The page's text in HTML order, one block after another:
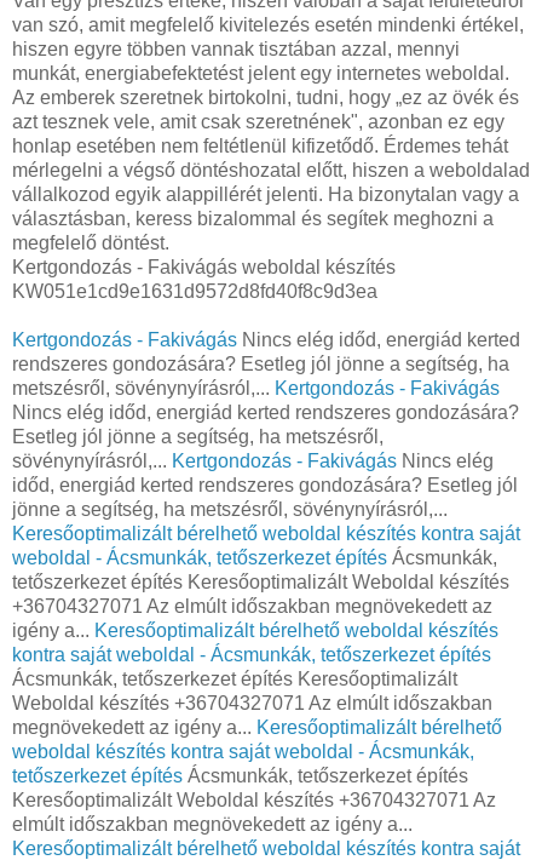
van szó, amit megfelelő kivitelezés esetén mindenki értékel,
hiszen egyre többen vannak tisztában azzal, mennyi
munkát, energiabefektetést jelent egy internetes weboldal.
Az emberek szeretnek birtokolni, tudni, hogy „ez az övék és
azt tesznek vele, amit csak szeretnének", azonban ez egy
honlap esetében nem feltétlenül kifizetődő. Érdemes tehát
mérlegelni a végső döntéshozatal előtt, hiszen a weboldalad
vállalkozod egyik alappillérét jelenti. Ha bizonytalan vagy a
választásban, keress bizalommal és segítek meghozni a
megfelelő döntést.
Kertgondozás - Fakivágás weboldal készítés
KW051e1cd9e1631d9572d8fd40f8c9d3ea
Kertgondozás - Fakivágás Nincs elég időd, energiád kerted
rendszeres gondozására? Esetleg jól jönne a segítség, ha
metszésről, sövénynyírásról,... Kertgondozás - Fakivágás
Nincs elég időd, energiád kerted rendszeres gondozására?
Esetleg jól jönne a segítség, ha metszésről,
sövénynyírásról,... Kertgondozás - Fakivágás Nincs elég
időd, energiád kerted rendszeres gondozására? Esetleg jól
jönne a segítség, ha metszésről, sövénynyírásról,...
Keresőoptimalizált bérelhető weboldal készítés kontra saját
weboldal - Ácsmunkák, tetőszerkezet építés Ácsmunkák,
tetőszerkezet építés Keresőoptimalizált Weboldal készítés
+36704327071 Az elmúlt időszakban megnövekedett az
igény a... Keresőoptimalizált bérelhető weboldal készítés
kontra saját weboldal - Ácsmunkák, tetőszerkezet építés
Ácsmunkák, tetőszerkezet építés Keresőoptimalizált
Weboldal készítés +36704327071 Az elmúlt időszakban
megnövekedett az igény a... Keresőoptimalizált bérelhető
weboldal készítés kontra saját weboldal - Ácsmunkák,
tetőszerkezet építés Ácsmunkák, tetőszerkezet építés
Keresőoptimalizált Weboldal készítés +36704327071 Az
elmúlt időszakban megnövekedett az igény a...
Keresőoptimalizált bérelhető weboldal készítés kontra saját